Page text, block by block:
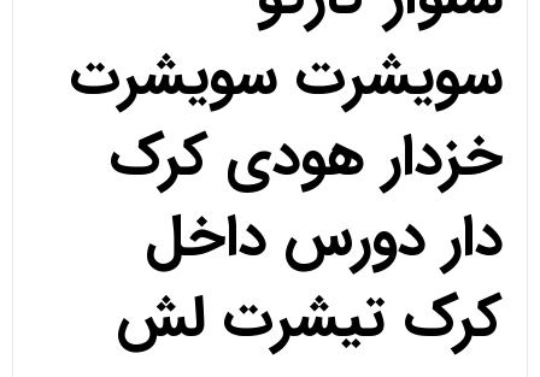
سویشرت سویشرت
خزدار هودی کرک
دار دورس داخل
کرک تیشرت لش